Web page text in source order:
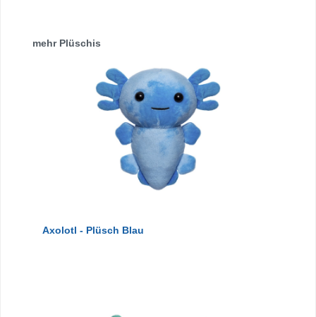
Produktgalerie überspringen
mehr Plüschis
Axolotl - Plüsch Blau